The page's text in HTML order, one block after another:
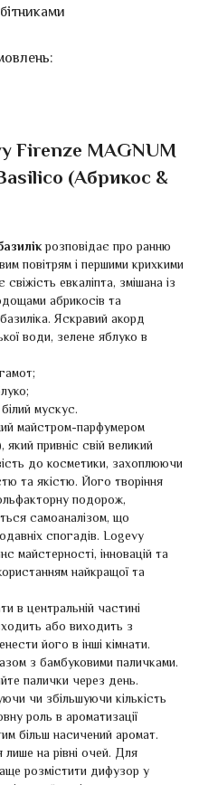
Firenze MAGNUM
(Абрикос &
розповідає про ранню
повітрям і першими крихкими
евкаліпта, змішана із
абрикосів та
Яскравий акорд
води, зелене яблуко в
мускус.
майстром-парфумером
привніс свій великий
до косметики, захоплюючи
та якістю. Його творіння
подорож,
самоаналізом, що
спогадів. Logevy
майстерності, інновацій та
найкращої та
в центральній частині
або виходить з
його в інші кімнати.
з бамбуковими паличками.
палички через день.
чи збільшуючи кількість
роль в ароматизації
більш насичений аромат.
на рівні очей. Для
розмістити дифузор у